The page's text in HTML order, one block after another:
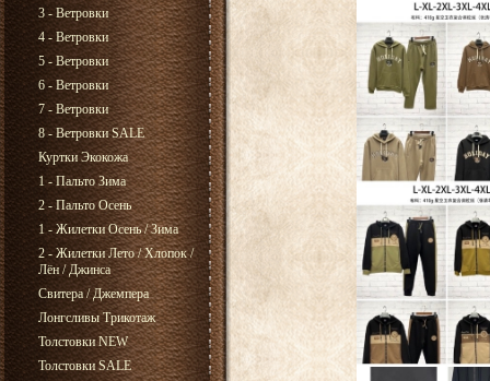
3 - Ветровки
4 - Ветровки
5 - Ветровки
6 - Ветровки
7 - Ветровки
8 - Ветровки SALE
Куртки Экокожа
1 - Пальто Зима
2 - Пальто Осень
1 - Жилетки Осень / Зима
2 - Жилетки Лето / Хлопок /
Лён / Джинса
Свитера / Джемпера
Лонгсливы Трикотаж
Толстовки NEW
Толстовки SALE